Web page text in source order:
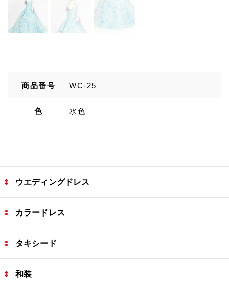
商品番号 WC-25
色 水色
ウエディングドレス
カラードレス
タキシード
和装